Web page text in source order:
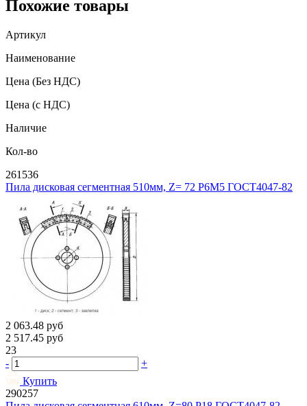
Похожие товары
Артикул
Наименование
Цена (Без НДС)
Цена (с НДС)
Наличие
Кол-во
261536
Пила дисковая сегментная 510мм, Z= 72 Р6М5 ГОСТ4047-82
2 063.48 руб
2 517.45 руб
23
-
+
Купить
290257